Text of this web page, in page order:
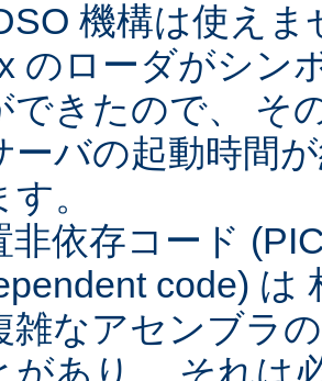
機構は使えま
のローダがシン
できたので、 そ
ーバの起動時間
。
非依存コード
code) は
雑なアセンブラ
があり、 それは